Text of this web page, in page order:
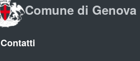
Comune di Genova
Contatti